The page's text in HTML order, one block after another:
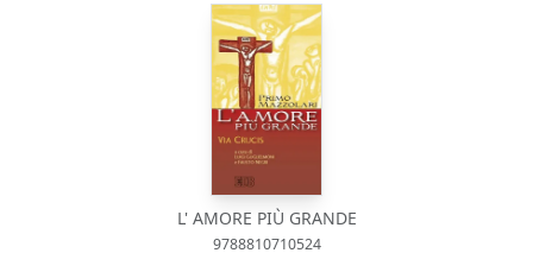
L' AMORE PIÙ GRANDE
9788810710524